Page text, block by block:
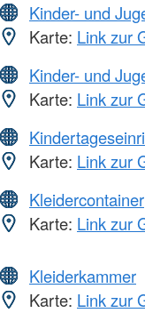
Kinder- und
Karte: Link zur
Kinder- und
Karte: Link zur
Karte: Link zur
Kleidercontainer
Karte: Link zur
Kleiderkammer
Karte: Link zur